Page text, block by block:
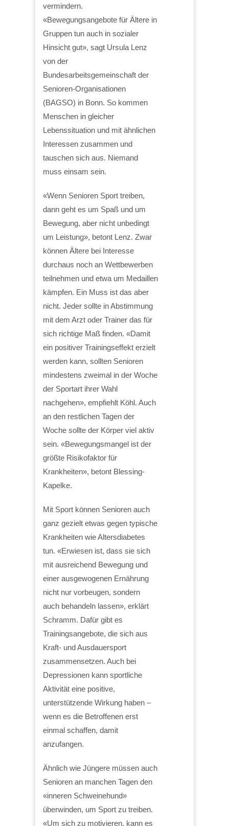
vermindern.
«Bewegungsangebote für Ältere in
Gruppen tun auch in sozialer
Hinsicht gut», sagt Ursula Lenz
von der
Bundesarbeitsgemeinschaft der
Senioren-Organisationen
(BAGSO) in Bonn. So kommen
Menschen in gleicher
Lebenssituation und mit ähnlichen
Interessen zusammen und
tauschen sich aus. Niemand
muss einsam sein.
«Wenn Senioren Sport treiben,
dann geht es um Spaß und um
Bewegung, aber nicht unbedingt
um Leistung», betont Lenz. Zwar
können Ältere bei Interesse
durchaus noch an Wettbewerben
teilnehmen und etwa um Medaillen
kämpfen. Ein Muss ist das aber
nicht. Jeder sollte in Abstimmung
mit dem Arzt oder Trainer das für
sich richtige Maß finden. «Damit
ein positiver Trainingseffekt erzielt
werden kann, sollten Senioren
mindestens zweimal in der Woche
der Sportart ihrer Wahl
nachgehen», empfiehlt Köhl. Auch
an den restlichen Tagen der
Woche sollte der Körper viel aktiv
sein. «Bewegungsmangel ist der
größte Risikofaktor für
Krankheiten», betont Blessing-
Kapelke.
Mit Sport können Senioren auch
ganz gezielt etwas gegen typische
Krankheiten wie Altersdiabetes
tun. «Erwiesen ist, dass sie sich
mit ausreichend Bewegung und
einer ausgewogenen Ernährung
nicht nur vorbeugen, sondern
auch behandeln lassen», erklärt
Schramm. Dafür gibt es
Trainingsangebote, die sich aus
Kraft- und Ausdauersport
zusammensetzen. Auch bei
Depressionen kann sportliche
Aktivität eine positive,
unterstützende Wirkung haben –
wenn es die Betroffenen erst
einmal schaffen, damit
anzufangen.
Ähnlich wie Jüngere müssen auch
Senioren an manchen Tagen den
«inneren Schweinehund»
überwinden, um Sport zu treiben.
«Um sich zu motivieren, kann es